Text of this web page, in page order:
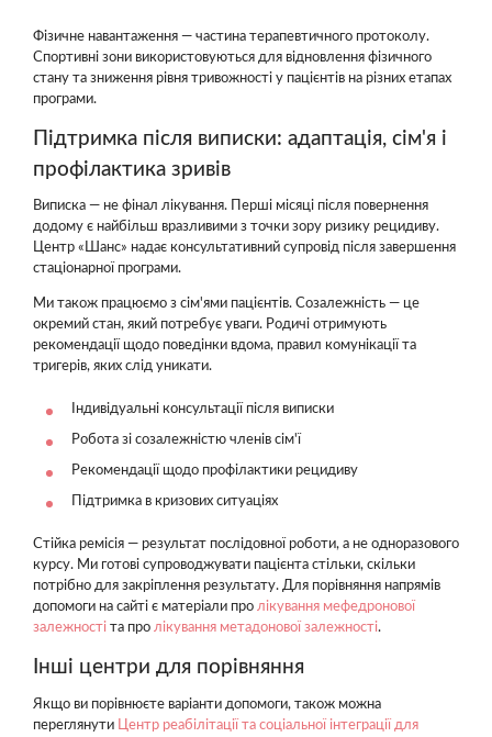
Фізичне навантаження — частина терапевтичного протоколу.
Спортивні зони використовуються для відновлення фізичного
стану та зниження рівня тривожності у пацієнтів на різних етапах
програми.
Підтримка після виписки: адаптація, сім'я і
профілактика зривів
Виписка — не фінал лікування. Перші місяці після повернення
додому є найбільш вразливими з точки зору ризику рецидиву.
Центр «Шанс» надає консультативний супровід після завершення
стаціонарної програми.
Ми також працюємо з сім'ями пацієнтів. Созалежність — це
окремий стан, який потребує уваги. Родичі отримують
рекомендації щодо поведінки вдома, правил комунікації та
тригерів, яких слід уникати.
Індивідуальні консультації після виписки
Робота зі созалежністю членів сім'ї
Рекомендації щодо профілактики рецидиву
Підтримка в кризових ситуаціях
Стійка ремісія — результат послідовної роботи, а не одноразового
курсу. Ми готові супроводжувати пацієнта стільки, скільки
потрібно для закріплення результату. Для порівняння напрямів
допомоги на сайті є матеріали про лікування мефедронової
залежності та про лікування метадонової залежності.
Інші центри для порівняння
Якщо ви порівнюєте варіанти допомоги, також можна
переглянути
Центр реабілітації та соціальної інтеграції для